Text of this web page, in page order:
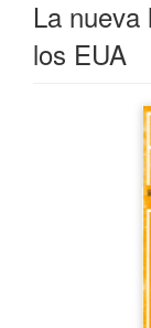
La
los EUA